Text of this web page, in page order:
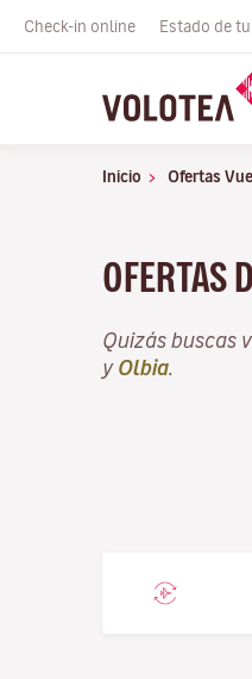
Check-in online Estado de
Inicio Ofertas
OFERTAS
Quizás buscas
y Olbia